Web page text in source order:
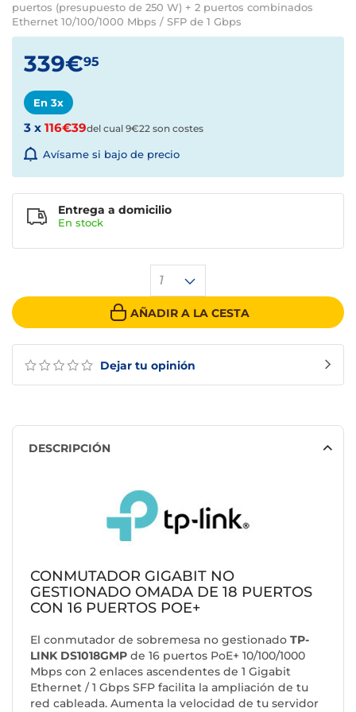
puertos (presupuesto de 250 W) + 2 puertos combinados
Ethernet 10/100/1000 Mbps / SFP de 1 Gbps
Dejar tu opinión
339€95
En 3x
3 x 116€39del cual 9€22 son costes
Avísame si bajo de precio
1
AÑADIR A LA CESTA
Entrega a domicilio
En stock
DESCRIPCIÓN
CONMUTADOR GIGABIT NO
GESTIONADO OMADA DE 18 PUERTOS
CON 16 PUERTOS POE+
El conmutador de sobremesa no gestionado TP-
LINK DS1018GMP de 16 puertos PoE+ 10/100/1000
Mbps con 2 enlaces ascendentes de 1 Gigabit
Ethernet / 1 Gbps SFP facilita la ampliación de tu
red cableada. Aumenta la velocidad de tu servidor